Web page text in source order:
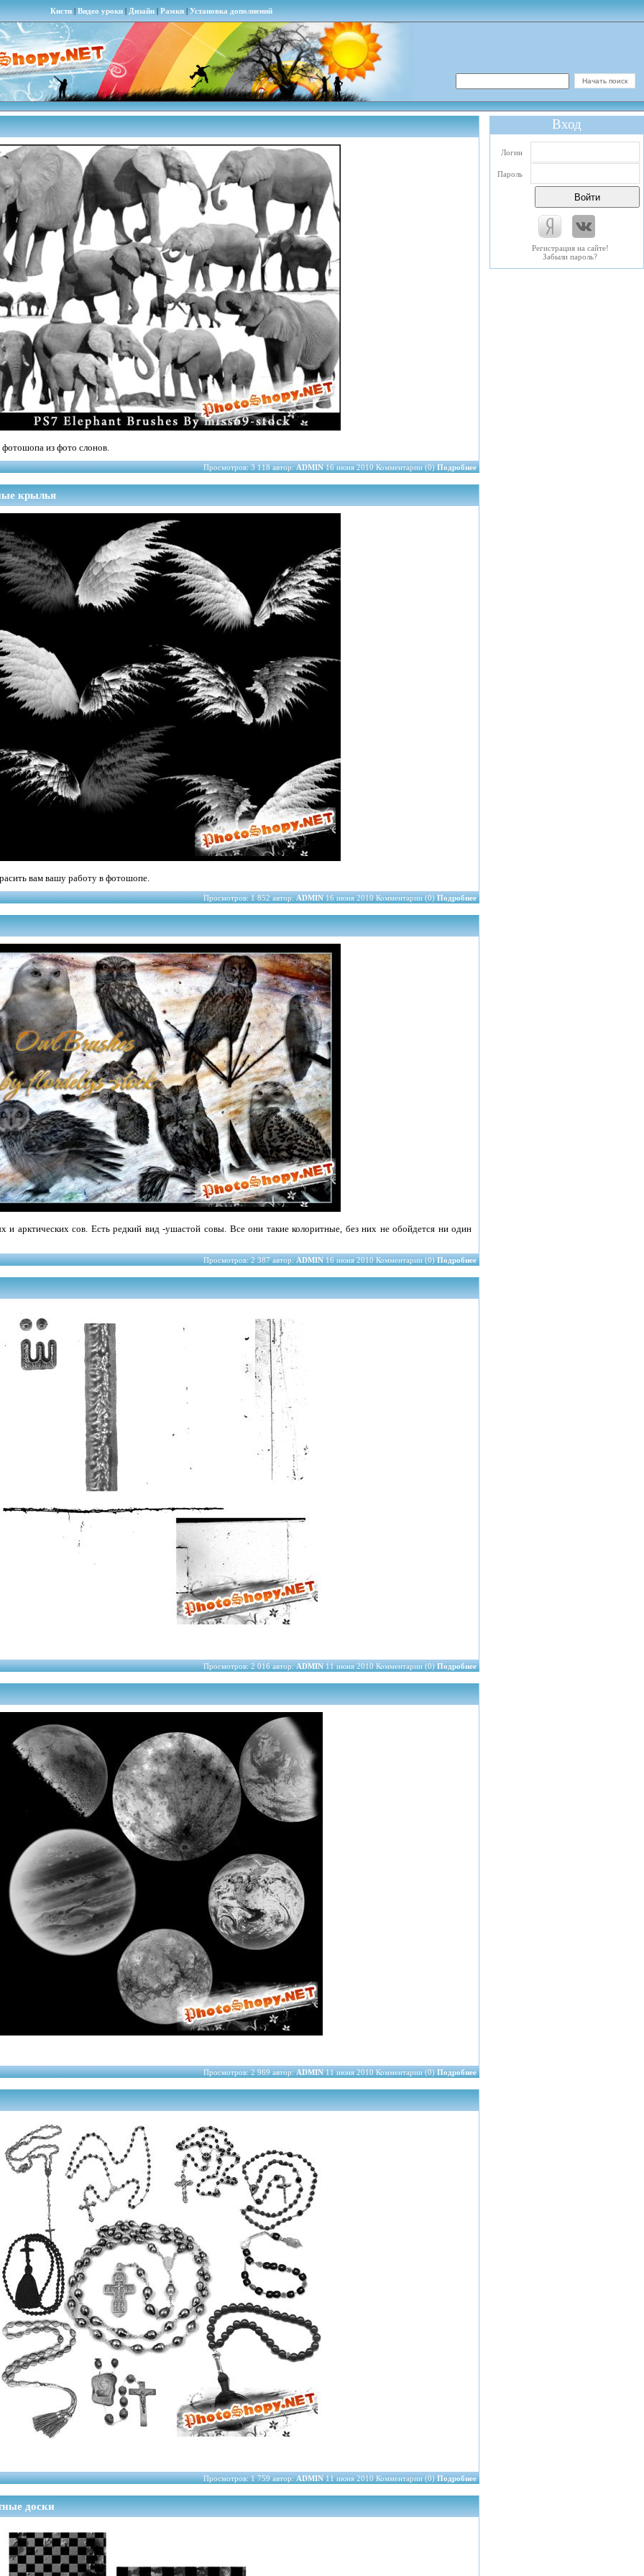
Кисти| Видео уроки| Дизайн| Рамки| Установка дополнений
Вход
Логин
Пароль
Регистрация на сайте!
Забыли пароль?
из фото слонов.
Просмотров: 3 118 автор:ADMIN16 июня 2010 Комментарии (0)Подробнее
крылья
вам вашу работу в фотошопе.
Просмотров: 1 852 автор:ADMIN16 июня 2010 Комментарии (0)Подробнее
и арктических сов. Есть редкий вид -ушастой совы. Все они такие колоритные, без них не обойдется ни один
Просмотров: 2 387 автор:ADMIN16 июня 2010 Комментарии (0)Подробнее
Просмотров: 2 016 автор:ADMIN11 июня 2010 Комментарии (0)Подробнее
Просмотров: 2 969 автор:ADMIN11 июня 2010 Комментарии (0)Подробнее
Просмотров: 1 759 автор:ADMIN11 июня 2010 Комментарии (0)Подробнее
доски